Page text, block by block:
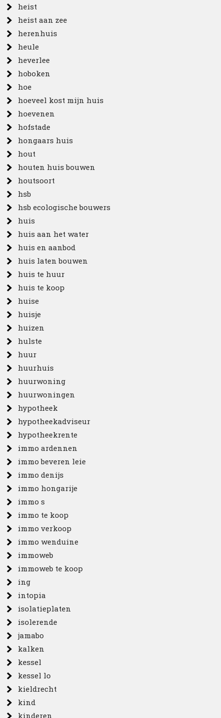
heist
heist aan zee
herenhuis
heule
heverlee
hoboken
hoe
hoeveel kost mijn huis
hoevenen
hofstade
hongaars huis
hout
houten huis bouwen
houtsoort
hsb
hsb ecologische bouwers
huis
huis aan het water
huis en aanbod
huis laten bouwen
huis te huur
huis te koop
huise
huisje
huizen
hulste
huur
huurhuis
huurwoning
huurwoningen
hypotheek
hypotheekadviseur
hypotheekrente
immo ardennen
immo beveren leie
immo denijs
immo hongarije
immo s
immo te koop
immo verkoop
immo wenduine
immoweb
immoweb te koop
ing
intopia
isolatieplaten
isolerende
jamabo
kalken
kessel
kessel lo
kieldrecht
kind
kinderen